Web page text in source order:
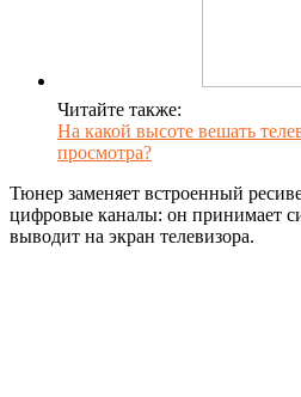
Читайте также:
На какой высоте вешать
просмотра?
Тюнер заменяет встроенный
цифровые каналы: он принимает
выводит на экран телевизора.